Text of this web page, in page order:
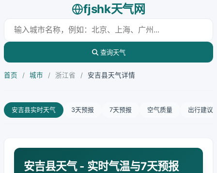
fjshk天气网
查询天气
首页 / 城市 / 浙江省 / 安吉县天气详情
安吉县实时天气 3天预报 7天预报 空气质量 出行建议
安吉县天气 - 实时气温与7天预报